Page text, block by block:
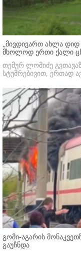
„მივდივართ ახლა
მხოლოდ ერთი ქალი
თემურ ლომიძე
სტუმრებივით, ერთად
გომი-აგარის
გაუჩნდა